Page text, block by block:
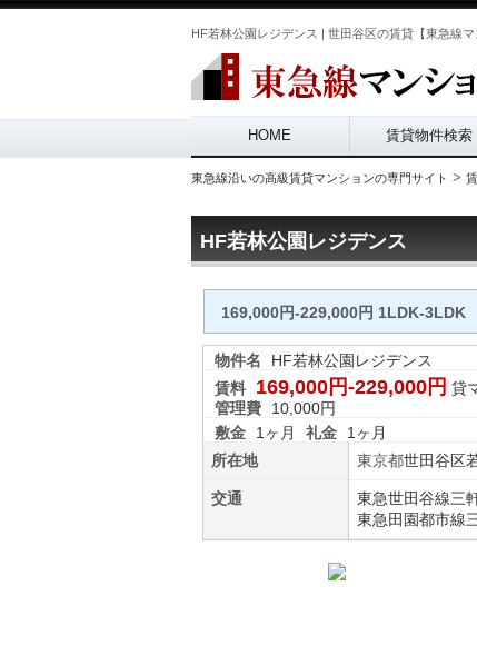
HF若林公園レジデンス | 世田谷区の賃貸【東急線マ
Main menu
HOME 賃貸物件検索
東急線沿いの高級賃貸マンションの専門サイト >
HF若林公園レジデンス
169,000円-229,000円 1LDK-3LDK
物件名
HF若林公園レジデンス
賃料
169,000円-229,000円 貸
管理費
10,000円
敷金
1ヶ月 礼金
1ヶ月
所在地
東京都世田谷区
交通 東急世田谷線三
東急田園都市線